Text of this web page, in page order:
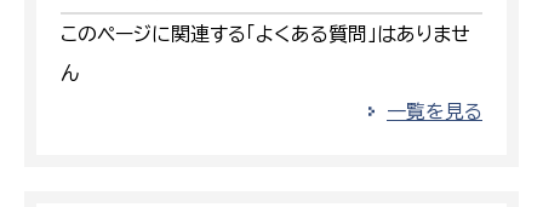
このページに関連する「よくある質問」はありませ
ん
一覧を見る